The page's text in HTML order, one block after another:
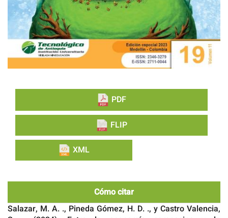
PDF
FLIP
XML
Cómo citar
Salazar, M. A. ., Pineda Gómez, H. D. ., y Castro Valencia,